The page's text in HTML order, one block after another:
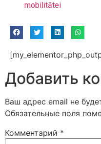
mobilitātei
Добавить
Ваш адрес email не
Обязательные поля
Комментарий *